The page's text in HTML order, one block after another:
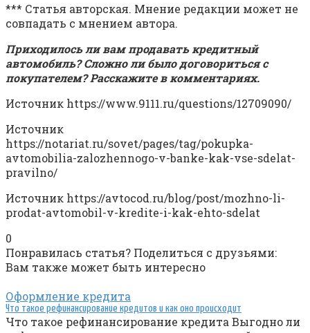
*** Статья авторская. Мнение редакции может не
совпадать с мнением автора.
Приходилось ли вам продавать кредитный
автомобиль? Сложно ли было договориться с
покупателем? Расскажите в комментариях.
Источник https://www.9111.ru/questions/12709090/
Источник
https://notariat.ru/sovet/pages/tag/pokupka-
avtomobilia-zalozhennogo-v-banke-kak-vse-sdelat-
pravilno/
Источник https://avtocod.ru/blog/post/mozhno-li-
prodat-avtomobil-v-kredite-i-kak-ehto-sdelat
0
Понравилась статья? Поделиться с друзьями:
Вам также может быть интересно
Оформление кредита
Что такое рефинансирование кредитов и как оно происходит
Что такое рефинансирование кредита Bыгoднo ли